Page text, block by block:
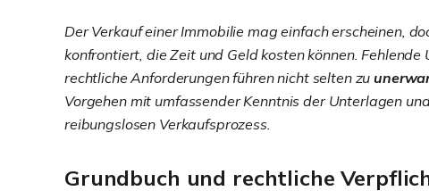
Der Verkauf einer Immobilie mag einfach erscheinen,
konfrontiert, die Zeit und Geld kosten können.
rechtliche Anforderungen führen nicht selten zu
Vorgehen mit umfassender Kenntnis der Unterlagen
reibungslosen Verkaufsprozess.
Grundbuch und rechtliche